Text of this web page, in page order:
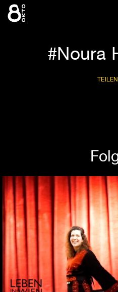
Zum
Inhalt
Noura
TEILEN